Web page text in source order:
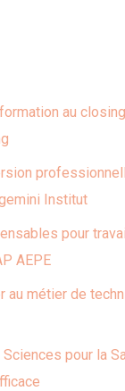
au
Institut
pour
AEPE
au métier de
pour la